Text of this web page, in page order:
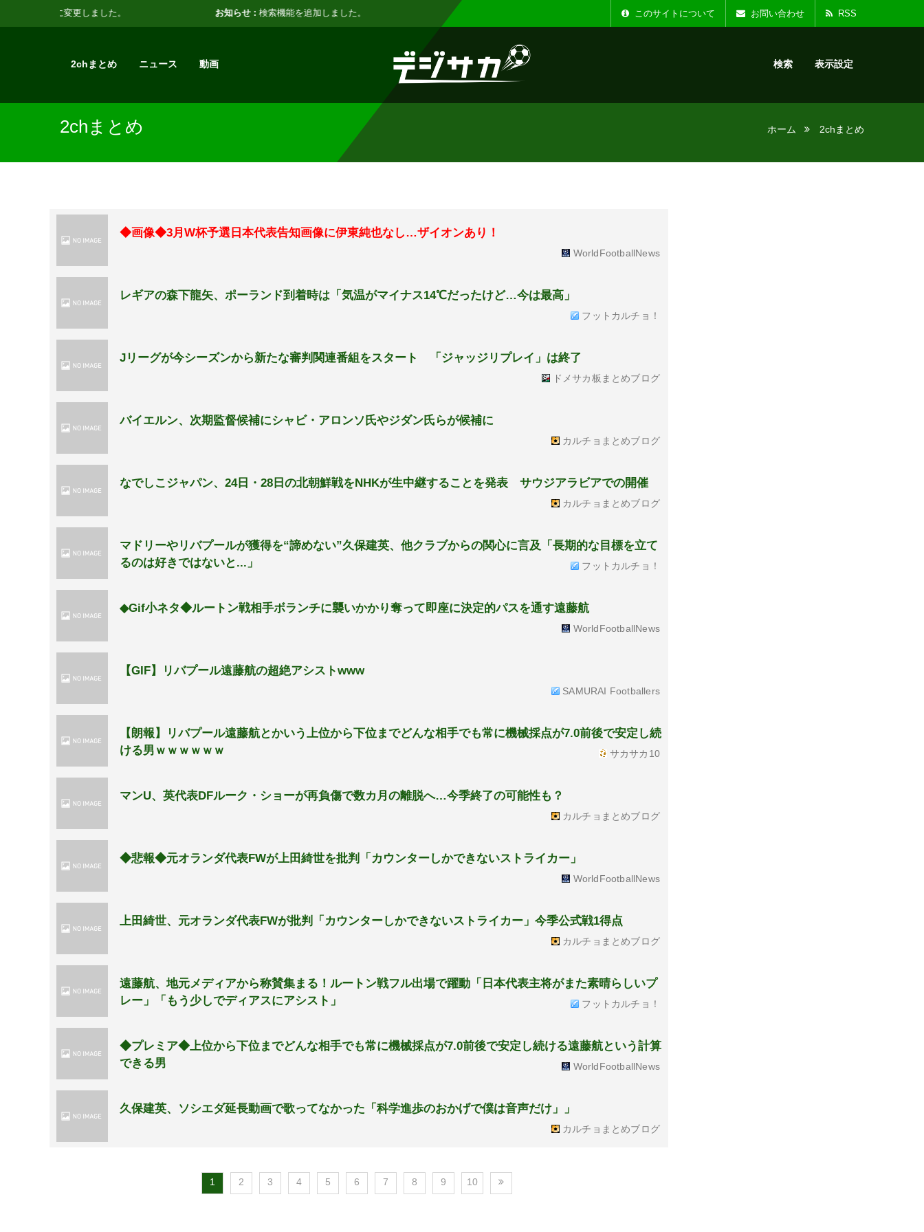
お知らせ :検索機能を追加しました。 表示設定機能を追加しました。 お知らせ :
このサイトについて お問い合わせ RSS
2chまとめ ニュース 動画 検索 表示設定
2chまとめ ホーム 2chまとめ
◆画像◆3月W杯予選日本代表告知画像に伊東純也なし…ザイオンあり！
WorldFootballNews
レギアの森下龍矢、ポーランド到着時は「気温がマイナス14℃だったけど…今は最高」
フットカルチョ！
Jリーグが今シーズンから新たな審判関連番組をスタート 「ジャッジリプレイ」は終了
ドメサカ板まとめブログ
バイエルン、次期監督候補にシャビ・アロンソ氏やジダン氏らが候補に
カルチョまとめブログ
なでしこジャパン、24日・28日の北朝鮮戦をNHKが生中継することを発表 サウジアラビアでの開催
カルチョまとめブログ
マドリーやリバプールが獲得を“諦めない”久保建英、他クラブからの関心に言及「長期的な目標を立て
るのは好きではないと...」
フットカルチョ！
◆Gif小ネタ◆ルートン戦相手ボランチに襲いかかり奪って即座に決定的パスを通す遠藤航
WorldFootballNews
【GIF】リバプール遠藤航の超絶アシストwww
SAMURAI Footballers
【朗報】リバプール遠藤航とかいう上位から下位までどんな相手でも常に機械採点が7.0前後で安定し続
ける男ｗｗｗｗｗｗ
サカサカ10
マンU、英代表DFルーク・ショーが再負傷で数カ月の離脱へ…今季終了の可能性も？
カルチョまとめブログ
◆悲報◆元オランダ代表FWが上田綺世を批判「カウンターしかできないストライカー」
WorldFootballNews
上田綺世、元オランダ代表FWが批判「カウンターしかできないストライカー」今季公式戦1得点
カルチョまとめブログ
遠藤航、地元メディアから称賛集まる！ルートン戦フル出場で躍動「日本代表主将がまた素晴らしいプ
レー」「もう少しでディアスにアシスト」
フットカルチョ！
◆プレミア◆上位から下位までどんな相手でも常に機械採点が7.0前後で安定し続ける遠藤航という計算
できる男
WorldFootballNews
久保建英、ソシエダ延長動画で歌ってなかった「科学進歩のおかげで僕は音声だけ」」
カルチョまとめブログ
1 2 3 4 5 6 7 8 9 10